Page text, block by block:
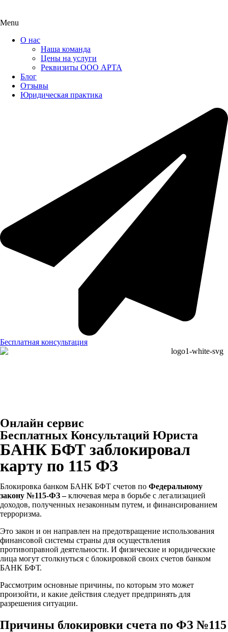
Menu
О нас
Наша команда
Цены на услуги
Реквизиты ООО АРТА
Блог
Отзывы
Юридическая практика
Бесплатная консультация
Онлайн сервис
Бесплатных Консультаций Юриста
БАНК БФТ заблокировал
карту по 115 ФЗ
Блокировка банком БАНК БФТ счетов по Федеральному
закону №115-ФЗ –ключевая мера в борьбе с легализацией
доходов, полученных незаконным путем, и финансированием
терроризма.
Это закон и он направлен на предотвращение использования
финансовой системы страны для осуществления
противоправной деятельности. И физические и юридические
лица могут столкнуться с блокировкой своих счетов банком
БАНК БФТ.
Рассмотрим основные причины, по которым это может
произойти, и какие действия следует предпринять для
разрешения ситуации.
Причины блокировки счета по ФЗ №115